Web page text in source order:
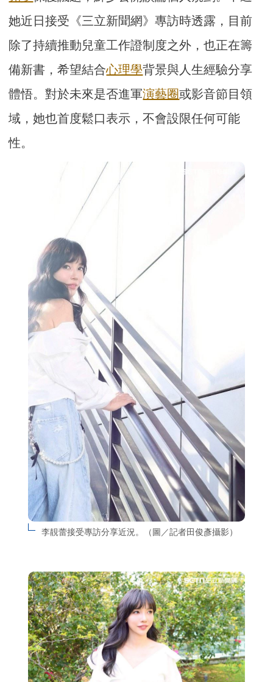
她近日接受《三立新聞網》專訪時透露，目前
除了持續推動兒童工作證制度之外，也正在籌
備新書，希望結合心理學背景與人生經驗分享
體悟。對於未來是否進軍演藝圈或影音節目領
域，她也首度鬆口表示，不會設限任何可能
性。
李靚蕾接受專訪分享近況。（圖／記者田俊彥攝影）